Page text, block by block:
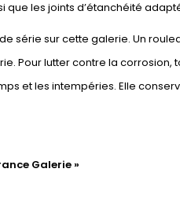
les joints d’étanchéité
série sur cette galerie. Un
Pour lutter contre la corrosion,
et les intempéries. Elle
Galerie »